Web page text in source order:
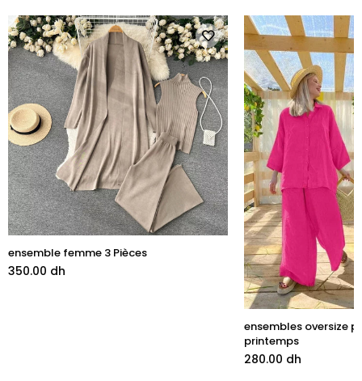
ensemble femme 3 Pièces
350.00 dh
ensembles oversize
printemps
280.00 dh